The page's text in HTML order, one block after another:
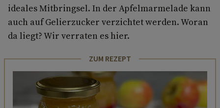
ideales Mitbringsel. In der Apfelmarmelade kann
auch auf Gelierzucker verzichtet werden. Woran
da liegt? Wir verraten es hier.
ZUM REZEPT